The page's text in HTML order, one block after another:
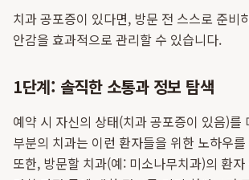
치과 공포증이 있다면, 방문 전 스스로 준비
안감을 효과적으로 관리할 수 있습니다.
1단계: 솔직한 소통과 정보 탐색
예약 시 자신의 상태(치과 공포증이 있음)를
부분의 치과는 이런 환자들을 위한 노하우
또한, 방문할 치과(예: 미소나무치과)의 환